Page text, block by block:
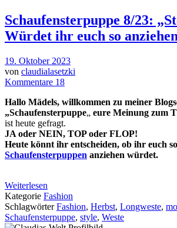
Schaufensterpuppe 8/23:
Würdet ihr euch so
19. Oktober 2023
von claudialasetzki
Kommentare 18
Hallo Mädels, willkommen zu meiner
„Schaufensterpuppe„ eure Meinung zum
ist heute gefragt.
JA oder NEIN, TOP oder FLOP!
Heute könnt ihr entscheiden, ob ihr euch
Schaufensterpuppen anziehen würdet.
Weiterlesen
Kategorie Fashion
SchlagwörterFashion, Herbst, Longweste,
Schaufensterpuppe, style, Weste